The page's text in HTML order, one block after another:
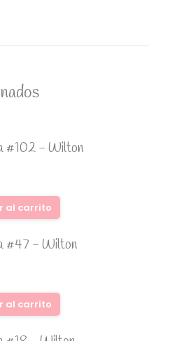
#102 - Wilton
al carrito
#47 - Wilton
al carrito